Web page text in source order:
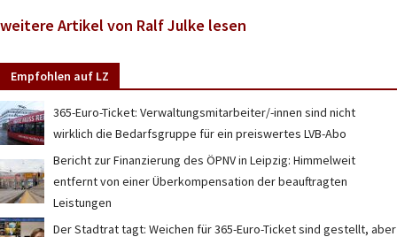
weitere Artikel von Ralf Julke lesen
Empfohlen auf LZ
365-Euro-Ticket: Verwaltungsmitarbeiter/-innen sind nicht
wirklich die Bedarfsgruppe für ein preiswertes LVB-Abo
Bericht zur Finanzierung des ÖPNV in Leipzig: Himmelweit
entfernt von einer Überkompensation der beauftragten
Leistungen
Der Stadtrat tagt: Weichen für 365-Euro-Ticket sind gestellt, aber